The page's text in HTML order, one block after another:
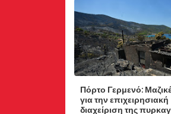
Πόρτο Γερμενό:
για την επιχειρησιακή
διαχείριση της